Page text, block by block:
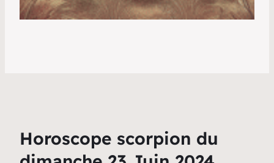
Horoscope scorpion du